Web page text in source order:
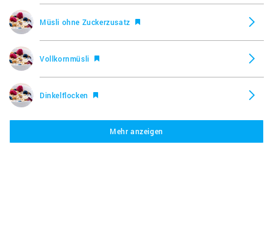
Müsli ohne Zuckerzusatz
Vollkornmüsli
Dinkelflocken
Mehr anzeigen